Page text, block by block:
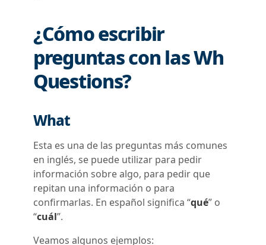
¿Cómo escribir
preguntas con las Wh
Questions?
What
Esta es una de las preguntas más comunes
en inglés, se puede utilizar para pedir
información sobre algo, para pedir que
repitan una información o para
confirmarlas. En español significa “qué” o
“cuál”.
Veamos algunos ejemplos: